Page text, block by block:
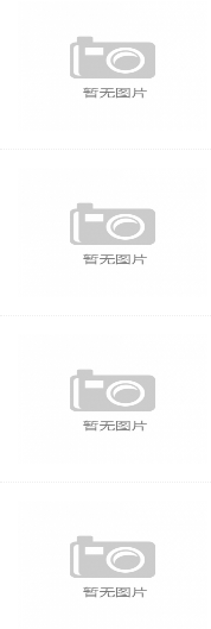
在九鹭非香的小说当
在九鹭大大的作品中
应该只有《招摇》能与
老实实按原著拍就好
展，你能抓住小说的精
说到这一点我憋不住
看过原著小说的应该